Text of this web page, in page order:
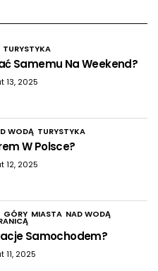
TURYSTYKA
Samemu Na Weekend?
13, 2025
WODĄ TURYSTYKA
W Polsce?
12, 2025
GÓRY MIASTA NAD WODĄ
Samochodem?
11, 2025